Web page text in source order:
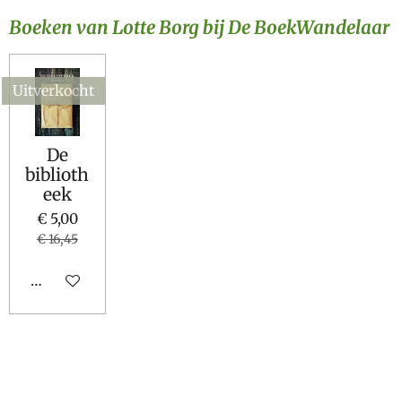
Boeken van Lotte Borg bij De BoekWandelaar
Uitverkocht
De
biblioth
eek
€ 5,00
€ 16,45
Houd mij op de hoogte